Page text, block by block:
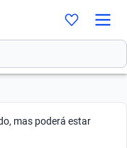
mas poderá estar